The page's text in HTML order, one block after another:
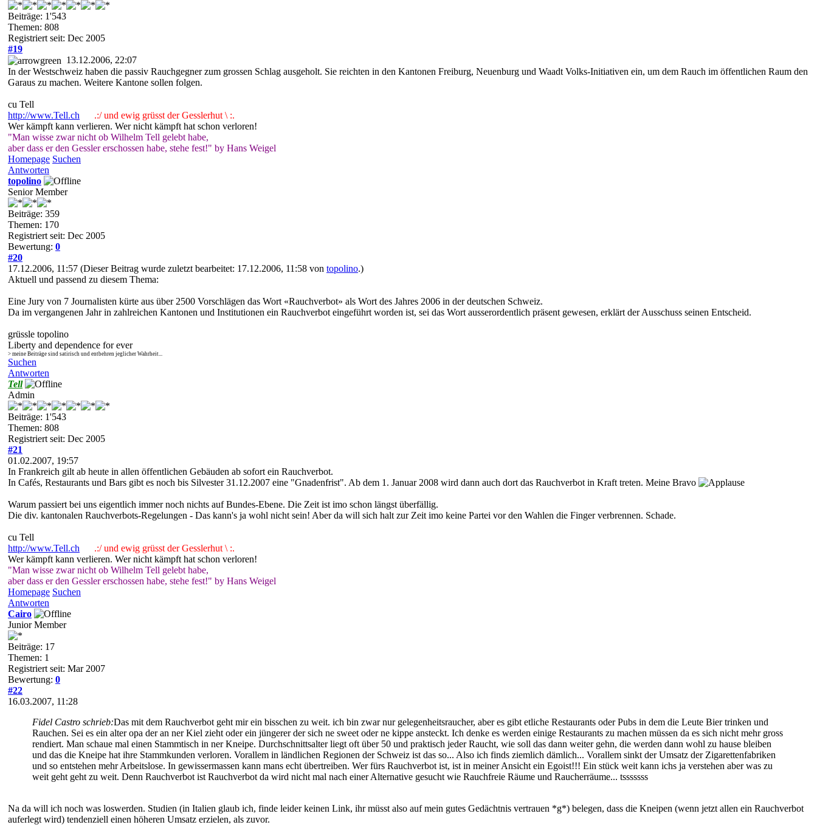
Beiträge: 1'543
Themen: 808
Registriert seit: Dec 2005
#19
13.12.2006, 22:07
In der Westschweiz haben die passiv Rauchgegner zum grossen Schlag ausgeholt. Sie reichten in den Kantonen Freiburg, Neuenburg und Waadt Volks-Initiativen ein, um dem Rauch im öffentlichen Raum den
Garaus zu machen. Weitere Kantone sollen folgen.
cu Tell
http://www.Tell.ch
.:/ und ewig grüsst der Gesslerhut \ :.
Wer kämpft kann verlieren. Wer nicht kämpft hat schon verloren!
"Man wisse zwar nicht ob Wilhelm Tell gelebt habe,
aber dass er den Gessler erschossen habe, stehe fest!" by Hans Weigel
Homepage Suchen
Antworten
topolino
Senior Member
Beiträge: 359
Themen: 170
Registriert seit: Dec 2005
Bewertung: 0
#20
17.12.2006, 11:57 (Dieser Beitrag wurde zuletzt bearbeitet: 17.12.2006, 11:58 von topolino.)
Aktuell und passend zu diesem Thema:
Eine Jury von 7 Journalisten kürte aus über 2500 Vorschlägen das Wort «Rauchverbot» als Wort des Jahres 2006 in der deutschen Schweiz.
Da im vergangenen Jahr in zahlreichen Kantonen und Institutionen ein Rauchverbot eingeführt worden ist, sei das Wort ausserordentlich präsent gewesen, erklärt der Ausschuss seinen Entscheid.
grüssle topolino
Liberty and dependence for ever
> meine Beiträge sind satirisch und entbehren jeglicher Wahrheit...
Suchen
Antworten
Tell
Admin
Beiträge: 1'543
Themen: 808
Registriert seit: Dec 2005
#21
01.02.2007, 19:57
In Frankreich gilt ab heute in allen öffentlichen Gebäuden ab sofort ein Rauchverbot.
In Cafés, Restaurants und Bars gibt es noch bis Silvester 31.12.2007 eine "Gnadenfrist". Ab dem 1. Januar 2008 wird dann auch dort das Rauchverbot in Kraft treten. Meine Bravo
Warum passiert bei uns eigentlich immer noch nichts auf Bundes-Ebene. Die Zeit ist imo schon längst überfällig.
Die div. kantonalen Rauchverbots-Regelungen - Das kann's ja wohl nicht sein! Aber da will sich halt zur Zeit imo keine Partei vor den Wahlen die Finger verbrennen. Schade.
cu Tell
http://www.Tell.ch
.:/ und ewig grüsst der Gesslerhut \ :.
Wer kämpft kann verlieren. Wer nicht kämpft hat schon verloren!
"Man wisse zwar nicht ob Wilhelm Tell gelebt habe,
aber dass er den Gessler erschossen habe, stehe fest!" by Hans Weigel
Homepage Suchen
Antworten
Cairo
Junior Member
Beiträge: 17
Themen: 1
Registriert seit: Mar 2007
Bewertung: 0
#22
16.03.2007, 11:28
Fidel Castro schrieb:Das mit dem Rauchverbot geht mir ein bisschen zu weit. ich bin zwar nur gelegenheitsraucher, aber es gibt etliche Restaurants oder Pubs in dem die Leute Bier trinken und
Rauchen. Sei es ein alter opa der an ner Kiel zieht oder ein jüngerer der sich ne sweet oder ne kippe ansteckt. Ich denke es werden einige Restaurants zu machen müssen da es sich nicht mehr gross
rendiert. Man schaue mal einen Stammtisch in ner Kneipe. Durchschnittsalter liegt oft über 50 und praktisch jeder Raucht, wie soll das dann weiter gehn, die werden dann wohl zu hause bleiben
und das die Kneipe hat ihre Stammkunden verloren. Vorallem in ländlichen Regionen der Schweiz ist das so... Also ich finds ziemlich dämlich... Vorallem sinkt der Umsatz der Zigarettenfabriken
und so entstehen mehr Arbeitslose. In gewissermassen kann mans echt übertreiben. Wer fürs Rauchverbot ist, ist in meiner Ansicht ein Egoist!!! Ein stück weit kann ichs ja verstehen aber was zu
weit geht geht zu weit. Denn Rauchverbot ist Rauchverbot da wird nicht mal nach einer Alternative gesucht wie Rauchfreie Räume und Raucherräume... tsssssss
Na da will ich noch was loswerden. Studien (in Italien glaub ich, finde leider keinen Link, ihr müsst also auf mein gutes Gedächtnis vertrauen *g*) belegen, dass die Kneipen (wenn jetzt allen ein Rauchverbot
auferlegt wird) tendenziell einen höheren Umsatz erzielen, als zuvor.